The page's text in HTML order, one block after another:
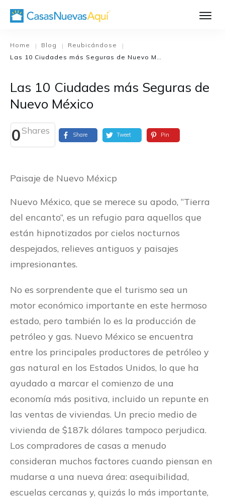
El Proceso de
Home | Blog | Reubicándose
|
Las 10 Ciudades más Seguras de Nuevo México
Las 10 Ciudades más Seguras de
Nuevo México
0Shares Share Tweet Pin
Paisaje de Nuevo Méxicp
Nuevo México, que se merece su apodo, “Tierra
del encanto”, es un refugio para aquellos que
están hipnotizados por cielos nocturnos
despejados, relieves antiguos y paisajes
impresionantes.
No es sorprendente que el turismo sea un
motor económico importante en este hermoso
estado, pero también lo es la producción de
petróleo y gas. Nuevo México se encuentra
entre los principales productores de petróleo y
gas natural en los Estados Unidos, lo que ha
ayudado a marcar el comienzo de una
economía más positiva, incluido un repunte en
las ventas de viviendas. Un precio medio de
vivienda de $187k dólares tampoco perjudica.
Los compradores de casas a menudo
consideran muchos factores cuando piensan en
mudarse a una nueva área: asequibilidad,
escuelas cercanas y, quizás lo más importante,